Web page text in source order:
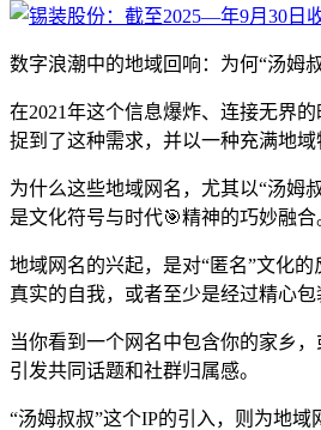
数字浪潮中的地域回响：为何“汤姆
在2021年这个信息爆炸、连接无界
捉到了这种需求，并以一种充满地
为什么这些地域网名，尤其以“汤姆
是文化符号与时代🎯精神的巧妙融合
地域网名的兴起，是对“匿名”文化
真实的自我，或者至少是经过精心
当你看到一个网名中包含你的家乡
引发共同话题和社群归属感。
“汤姆叔叔”这个IP的引入，则为地